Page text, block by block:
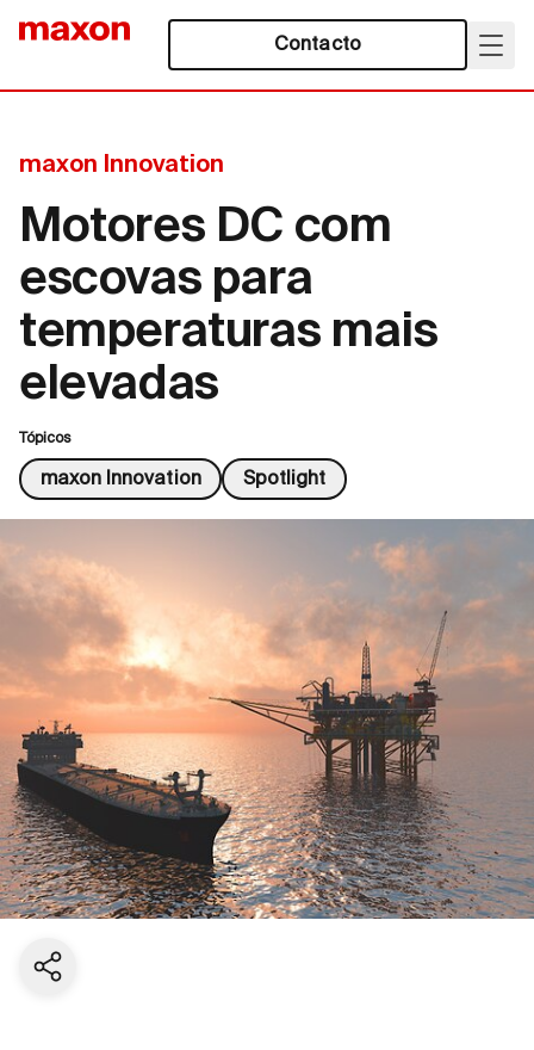
Contacto
maxon Innovation
Motores DC com
escovas para
temperaturas mais
elevadas
Tópicos
maxon Innovation Spotlight
Share current page